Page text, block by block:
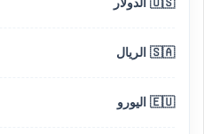
🇸🇦 الريال
🇪🇺 اليورو